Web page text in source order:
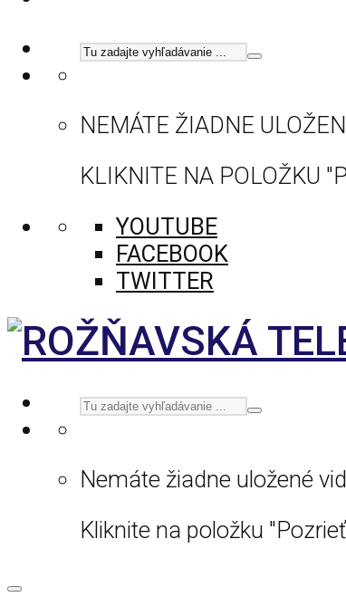
NEMÁTE ŽIADNE
KLIKNITE NA POLOŽKU
YOUTUBE
FACEBOOK
TWITTER
Nemáte žiadne uložené
Kliknite na položku